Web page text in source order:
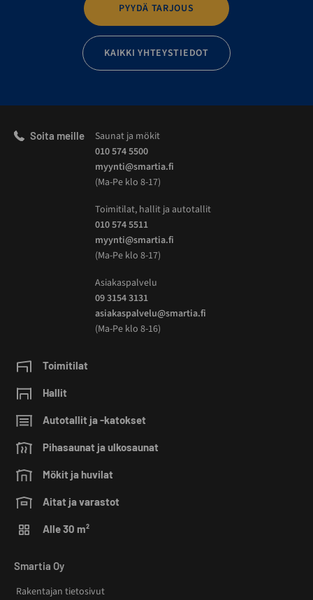
PYYDÄ TARJOUS
KAIKKI YHTEYSTIEDOT
Soita meille
Saunat ja mökit
010 574 5500
myynti@smartia.fi
(Ma-Pe klo 8-17)
Toimitilat, hallit ja autotallit
010 574 5511
myynti@smartia.fi
(Ma-Pe klo 8-17)
Asiakaspalvelu
09 3154 3131
asiakaspalvelu@smartia.fi
(Ma-Pe klo 8-16)
Toimitilat
Hallit
Autotallit ja -katokset
Pihasaunat ja ulkosaunat
Mökit ja huvilat
Aitat ja varastot
Alle 30 m²
Smartia Oy
Rakentajan tietosivut